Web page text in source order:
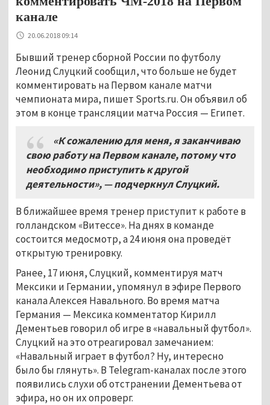
канале
20.06.2018 09:14
Бывший тренер сборной России по футболу
Леонид Слуцкий сообщил, что больше не будет
комментировать на Первом канале матчи
чемпионата мира, пишет Sports.ru. Он объявил об
этом в конце трансляции матча Россия — Египет.
«К сожалению для меня, я заканчиваю
свою работу на Первом канале, потому что
необходимо приступить к другой
деятельности», —подчеркнул Слуцкий.
В ближайшее время тренер приступит к работе в
голландском «Витессе». На днях в команде
состоится медосмотр, а 24 июня она проведёт
открытую тренировку.
Ранее, 17 июня, Слуцкий, комментируя матч
Мексики и Германии, упомянул в эфире Первого
канала Алексея Навального. Во время матча
Германия — Мексика комментатор Кирилл
Дементьев говорил об игре в «навальный футбол».
Слуцкий на это отреагировал замечанием:
«Навальный играет в футбол? Ну, интересно
было бы глянуть». В Telegram-каналах после этого
появились слухи об отстранении Дементьева от
эфира, но он их опроверг.